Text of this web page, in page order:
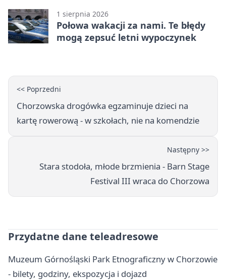
1 sierpnia 2026
Połowa wakacji za nami. Te błędy
mogą zepsuć letni wypoczynek
<< Poprzedni
Chorzowska drogówka egzaminuje dzieci na
kartę rowerową - w szkołach, nie na komendzie
Następny >>
Stara stodoła, młode brzmienia - Barn Stage
Festival III wraca do Chorzowa
Przydatne dane teleadresowe
Muzeum Górnośląski Park Etnograficzny w Chorzowie
- bilety, godziny, ekspozycja i dojazd